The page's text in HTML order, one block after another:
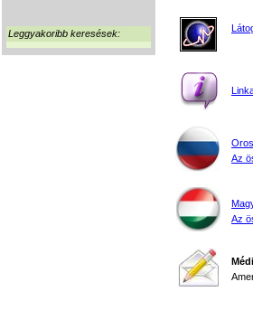
Leggyakoribb keresések:
Az
Az